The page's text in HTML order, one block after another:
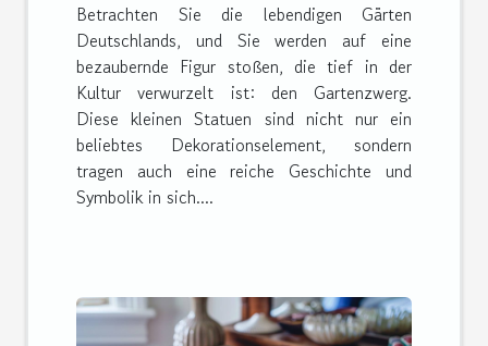
hinaus
Betrachten Sie die lebendigen Gärten
Deutschlands, und Sie werden auf eine
bezaubernde Figur stoßen, die tief in der
Kultur verwurzelt ist: den Gartenzwerg.
Diese kleinen Statuen sind nicht nur ein
beliebtes Dekorationselement, sondern
tragen auch eine reiche Geschichte und
Symbolik in sich....